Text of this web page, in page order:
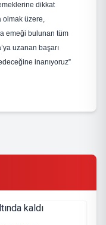
dikkat
olmak üzere,
emeği bulunan tüm
uzanan başarı
inanıyoruz”